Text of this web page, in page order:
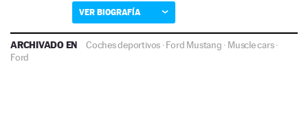
VER BIOGRAFÍA
ARCHIVADO EN Coches deportivos ·Ford Mustang · Muscle cars·
Ford